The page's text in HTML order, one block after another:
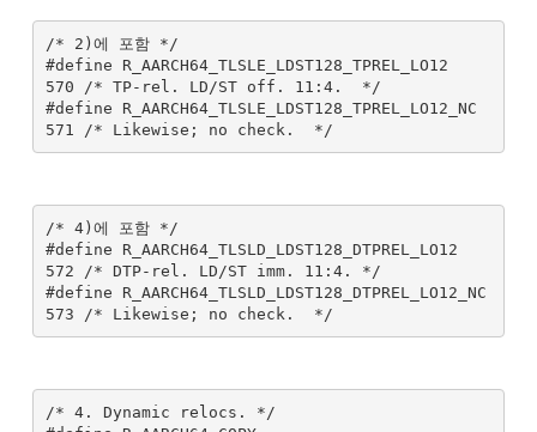
/* 2)에 포함 */
#define R_AARCH64_TLSLE_LDST128_TPREL_LO12
570 /* TP-rel. LD/ST off. 11:4.  */
#define R_AARCH64_TLSLE_LDST128_TPREL_LO12_NC
/* 4)에 포함 */
#define R_AARCH64_TLSLD_LDST128_DTPREL_LO12
572 /* DTP-rel. LD/ST imm. 11:4. */
#define R_AARCH64_TLSLD_LDST128_DTPREL_LO12_NC
/* 4. Dynamic relocs. */